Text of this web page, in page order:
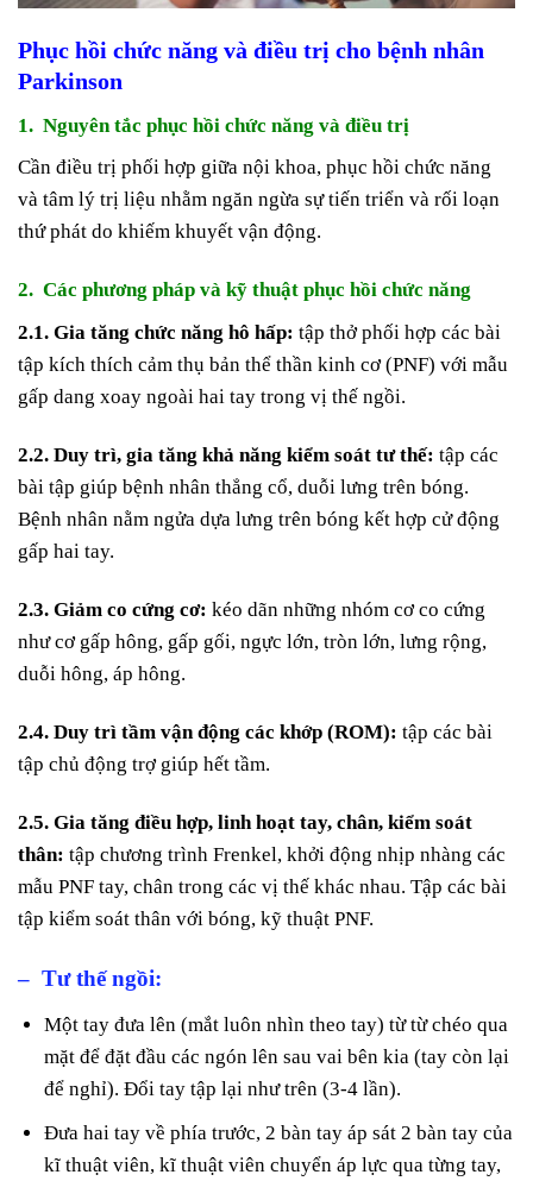
Phục hồi chức năng và điều trị cho bệnh nhân
Parkinson
1. Nguyên tắc phục hồi chức năng và điều trị
Cần điều trị phối hợp giữa nội khoa, phục hồi chức năng
và tâm lý trị liệu nhằm ngăn ngừa sự tiến triển và rối loạn
thứ phát do khiếm khuyết vận động.
2. Các phương pháp và kỹ thuật phục hồi chức năng
2.1. Gia tăng chức năng hô hấp: tập thở phối hợp các bài
tập kích thích cảm thụ bản thể thần kinh cơ (PNF) với mẫu
gấp dang xoay ngoài hai tay trong vị thế ngồi.
2.2. Duy trì, gia tăng khả năng kiểm soát tư thế: tập các
bài tập giúp bệnh nhân thẳng cổ, duỗi lưng trên bóng.
Bệnh nhân nằm ngửa dựa lưng trên bóng kết hợp cử động
gấp hai tay.
2.3. Giảm co cứng cơ: kéo dãn những nhóm cơ co cứng
như cơ gấp hông, gấp gối, ngực lớn, tròn lớn, lưng rộng,
duỗi hông, áp hông.
2.4. Duy trì tầm vận động các khớp (ROM): tập các bài
tập chủ động trợ giúp hết tầm.
2.5. Gia tăng điều hợp, linh hoạt tay, chân, kiểm soát
thân: tập chương trình Frenkel, khởi động nhịp nhàng các
mẫu PNF tay, chân trong các vị thế khác nhau. Tập các bài
tập kiểm soát thân với bóng, kỹ thuật PNF.
– Tư thế ngồi:
Một tay đưa lên (mắt luôn nhìn theo tay) từ từ chéo qua
mặt để đặt đầu các ngón lên sau vai bên kia (tay còn lại
để nghỉ). Đổi tay tập lại như trên (3-4 lần).
Đưa hai tay về phía trước, 2 bàn tay áp sát 2 bàn tay của
kĩ thuật viên, kĩ thuật viên chuyển áp lực qua từng tay,